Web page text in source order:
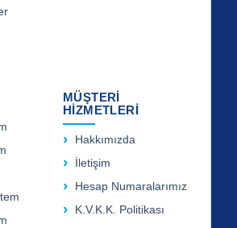
MÜŞTERİ
HİZMETLERİ
Hakkımızda
İletişim
Hesap Numaralarımız
K.V.K.K. Politikası